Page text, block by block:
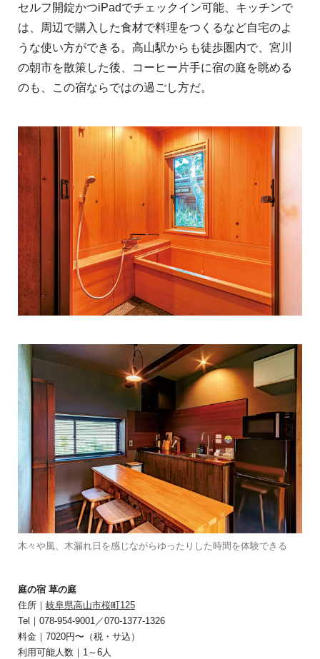
セルフ開錠かつiPadでチェックイン可能、キッチンで
は、周辺で購入した食材で料理をつくるなど自宅のよ
うな使い方ができる。高山駅からも徒歩圏内で、宮川
の朝市を散策した後、コーヒー片手に宿の庭を眺める
のも、この宿ならではの過ごし方だ。
木々や風、木漏れ日を感じながらゆったりした時間を体験できる
庭の宿 草の庭
住所｜ 岐阜県高山市桜町125
Tel｜078-954-9001／070-1377-1326
料金｜7020円〜（税・サ込）
利用可能人数｜1～6人